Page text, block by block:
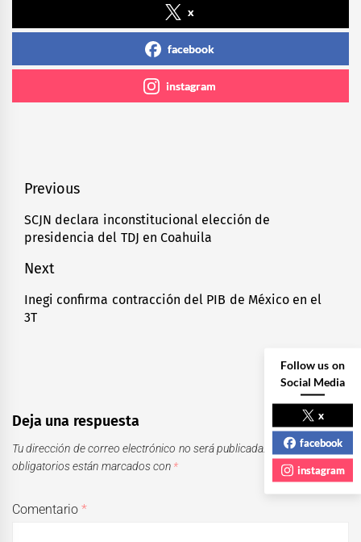
x
facebook
instagram
Navegación
de
entradas
Previous
Previous
post:
SCJN declara inconstitucional elección de
presidencia del TDJ en Coahuila
Next
Next
post:
Inegi confirma contracción del PIB de México en el
3T
Deja una respuesta
Tu dirección de correo electrónico no será publicada.
Los campos
obligatorios están marcados con *
Comentario*
Follow us on
Social Media
x
facebook
instagram